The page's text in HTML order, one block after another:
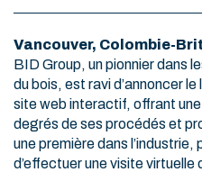
Vancouver, Colombie-
BID Group, un pionnier dans
du bois, est ravi d’annoncer
site web interactif, offrant
degrés de ses procédés et
une première dans l’industrie,
d’effectuer une visite virtuelle